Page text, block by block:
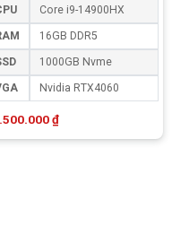
Core i9-14900HX
16GB DDR5
1000GB Nvme
Nvidia RTX4060
₫